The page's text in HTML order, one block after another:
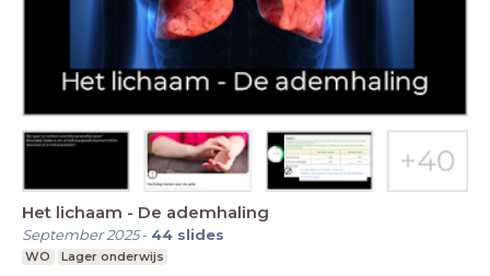
Het lichaam - De ademhaling
September 2025- 44 slides
WO Lager onderwijs